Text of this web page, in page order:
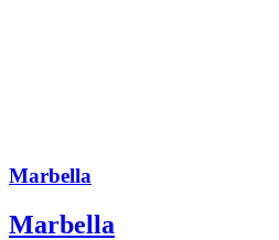
Marbella
Marbella